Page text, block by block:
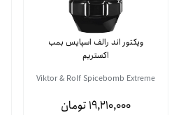
ویکتور اند رالف اسپایس بمب
اکستریم
Viktor & Rolf Spicebomb Extreme
19,210,000